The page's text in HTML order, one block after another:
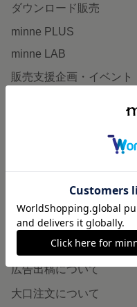
ダウンロード販売
minne PLUS
minne LAB
販売支援企画・イベント
minneとものづくりと
minneの本
企業の方へ
広告出稿について
大口注文について